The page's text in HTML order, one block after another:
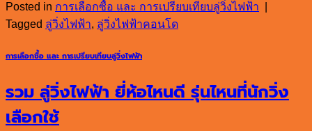
Posted in การเลือกซื้อ และ การเปรียบเทียบลู่วิ่งไฟฟ้า
Tagged ลู่วิ่งไฟฟ้า, ลู่วิ่งไฟฟ้าคอนโด
การเลือกซื้อ และ การเปรียบเทียบลู่วิ่งไฟฟ้า
รวม ลู่วิ่งไฟฟ้า ยี่ห้อไหนดี รุ่นไหนที่นักวิ่ง
เลือกใช้